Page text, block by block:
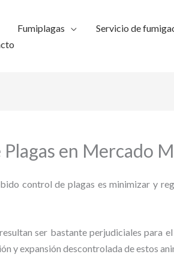
Fumiplagas Servicio de
en Mercado
control de plagas es minimizar y
ser bastante perjudiciales para
y expansión descontrolada de estos